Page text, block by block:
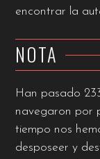
encontrar la
NOTA
Han pasado
navegaron por
tiempo nos
desposeer y